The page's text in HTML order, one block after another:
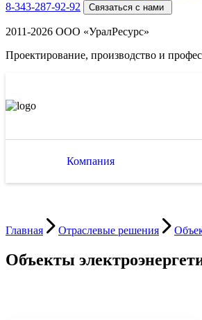
8-343-287-92-92
Связаться с нами
2011-2026 ООО «УралРесурс»
Проектирование, производство и
Компания
Главная Отраслевые решения
Объекты